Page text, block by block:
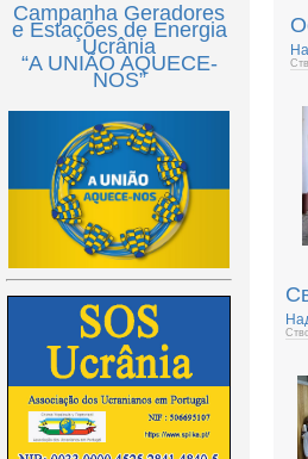
Campanha Geradores
e Estações de Energia
Ucrânia
“A UNIÃO AQUECE-
NOS”